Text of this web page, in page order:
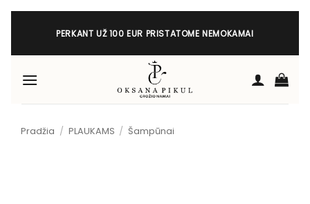
Skip
PERKANT UŽ 100 EUR PRISTATOME NEMOKAMAI
Pradžia / PLAUKAMS / Šampūnai